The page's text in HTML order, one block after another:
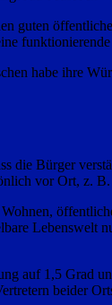
guten
habe ihre
die Bürger
vor Ort, z.
Lebenswelt
auf 1,5 Grad
beider